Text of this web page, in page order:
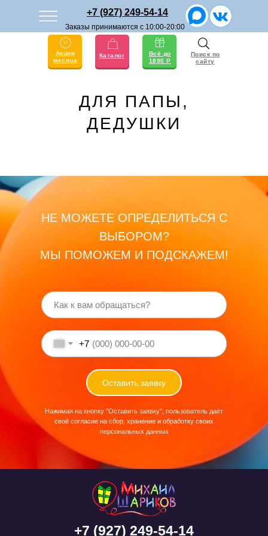
Поиск по
сайту
Всё до
1890 Р
Каталог
Акции
месяца
Заказы принимаются с 10:00-20:00
+7 (927) 249-54-14
ДЛЯ ПАПЫ,
ДЕДУШКИ
НЕ МОЖЕТЕ ОПРЕДЕЛИТЬСЯ С
ВЫБОРОМ?
МЫ ПОМОЖЕМ И ПОДСКАЖЕМ!
+7
Оставить заявку
Нажимая на кнопку "Оставить заявку", пользователь даёт
своё согласие на сбор, хранение и обработку своих
персональных данных
+7 (927) 249-54-14